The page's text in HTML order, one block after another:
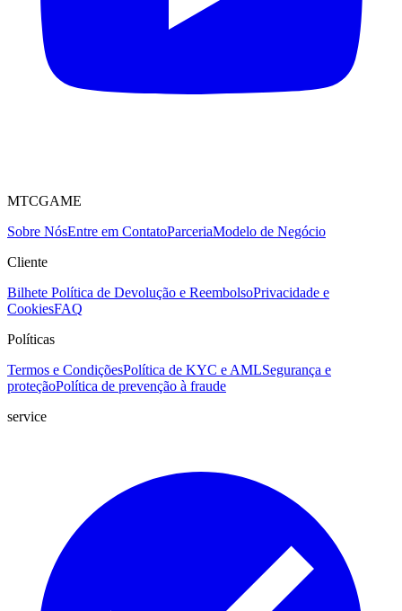
MTCGAME
Sobre NósEntre em ContatoParceriaModelo de Negócio
Cliente
Bilhete Política de Devolução e ReembolsoPrivacidade e
CookiesFAQ
Políticas
Termos e CondiçõesPolítica de KYC e AMLSegurança e
proteçãoPolítica de prevenção à fraude
service